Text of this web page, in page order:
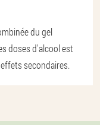
du gel
doses d'alcool est
secondaires.